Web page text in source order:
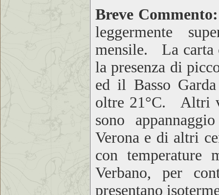
Breve
leggermente
mensile. La carta
la presenza di
ed il Basso
oltre 21°C. Altri
sono
Verona e di altri
con temperature
Verbano, per
presentano